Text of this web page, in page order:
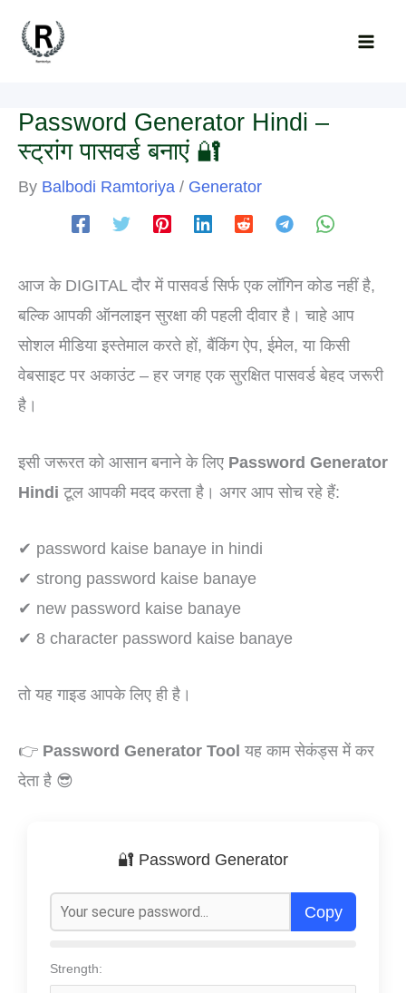
Password Generator Hindi –
स्ट्रांग पासवर्ड बनाएं 🔐
By Balbodi Ramtoriya / Generator
आज के DIGITAL दौर में पासवर्ड सिर्फ एक लॉगिन कोड नहीं है,
बल्कि आपकी ऑनलाइन सुरक्षा की पहली दीवार है। चाहे आप
सोशल मीडिया इस्तेमाल करते हों, बैंकिंग ऐप, ईमेल, या किसी
वेबसाइट पर अकाउंट – हर जगह एक सुरक्षित पासवर्ड बेहद जरूरी
है।
इसी जरूरत को आसान बनाने के लिए Password Generator
Hindi टूल आपकी मदद करता है। अगर आप सोच रहे हैं:
✔ password kaise banaye in hindi
✔ strong password kaise banaye
✔ new password kaise banaye
✔ 8 character password kaise banaye
तो यह गाइड आपके लिए ही है।
👉 Password Generator Tool यह काम सेकंड्स में कर
देता है 😎
🔐 Password Generator
Copy
Strength: